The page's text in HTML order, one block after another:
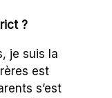
?
je suis la
est
s’est